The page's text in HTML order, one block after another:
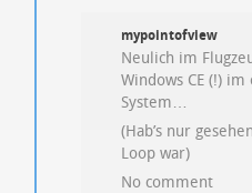
mypointofview
Neulich im
Windows CE (!)
System…
(Hab’s nur
Loop war)
No comment